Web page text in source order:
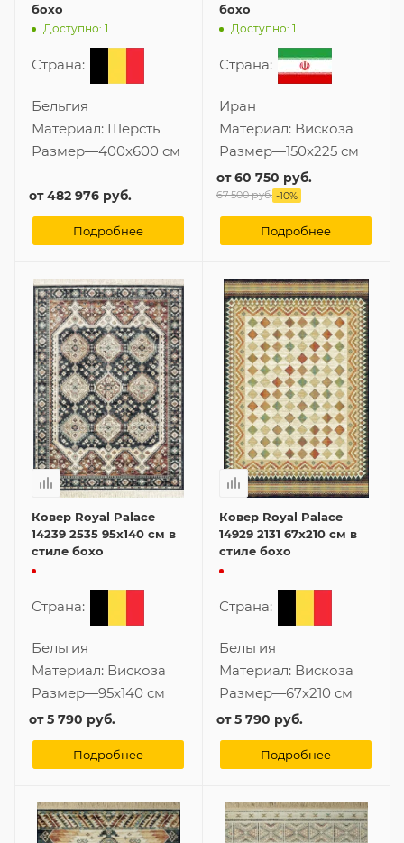
бохо
Доступно: 1
Страна:
Бельгия
Материал: Шерсть
Размер—400x600 см
от482 976 руб.
Подробнее
бохо
Доступно: 1
Страна:
Иран
Материал: Вискоза
Размер—150x225 см
от60 750 руб.
67 500 руб. -10%
Подробнее
Ковер Royal Palace
14239 2535 95x140 см в
стиле бохо
Страна:
Бельгия
Материал: Вискоза
Размер—95x140 см
от5 790 руб.
Подробнее
Ковер Royal Palace
14929 2131 67x210 см в
стиле бохо
Страна:
Бельгия
Материал: Вискоза
Размер—67x210 см
от5 790 руб.
Подробнее